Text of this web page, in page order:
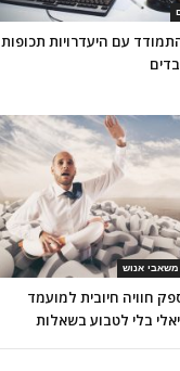
עם היעדרויות תכופות
משאבי אנוש
חוויה חיובית למועמד
בלי לטבוע בשאלות